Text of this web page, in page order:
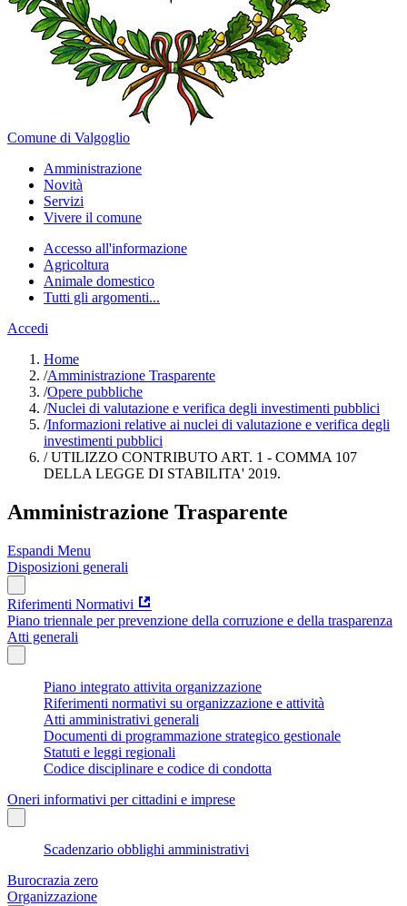
Comune di Valgoglio
Amministrazione
Novità
Servizi
Vivere il comune
Accesso all'informazione
Agricoltura
Animale domestico
Tutti gli argomenti...
Accedi
Home
/Amministrazione Trasparente
/Opere pubbliche
/Nuclei di valutazione e verifica degli investimenti pubblici
/Informazioni relative ai nuclei di valutazione e verifica degli
investimenti pubblici
/UTILIZZO CONTRIBUTO ART. 1 - COMMA 107
DELLA LEGGE DI STABILITA' 2019.
Amministrazione Trasparente
Espandi Menu
Disposizioni generali
Riferimenti Normativi
Piano triennale per prevenzione della corruzione e della trasparenza
Atti generali
Piano integrato attivita organizzazione
Riferimenti normativi su organizzazione e attività
Atti amministrativi generali
Documenti di programmazione strategico gestionale
Statuti e leggi regionali
Codice disciplinare e codice di condotta
Oneri informativi per cittadini e imprese
Scadenzario obblighi amministrativi
Burocrazia zero
Organizzazione